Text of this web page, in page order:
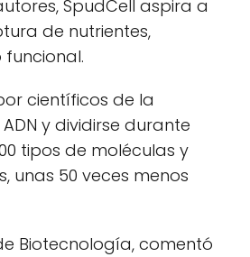
SpudCell aspira a
de nutrientes,
funcional.
científicos de la
y dividirse durante
tipos de moléculas y
unas 50 veces menos
Biotecnología, comentó